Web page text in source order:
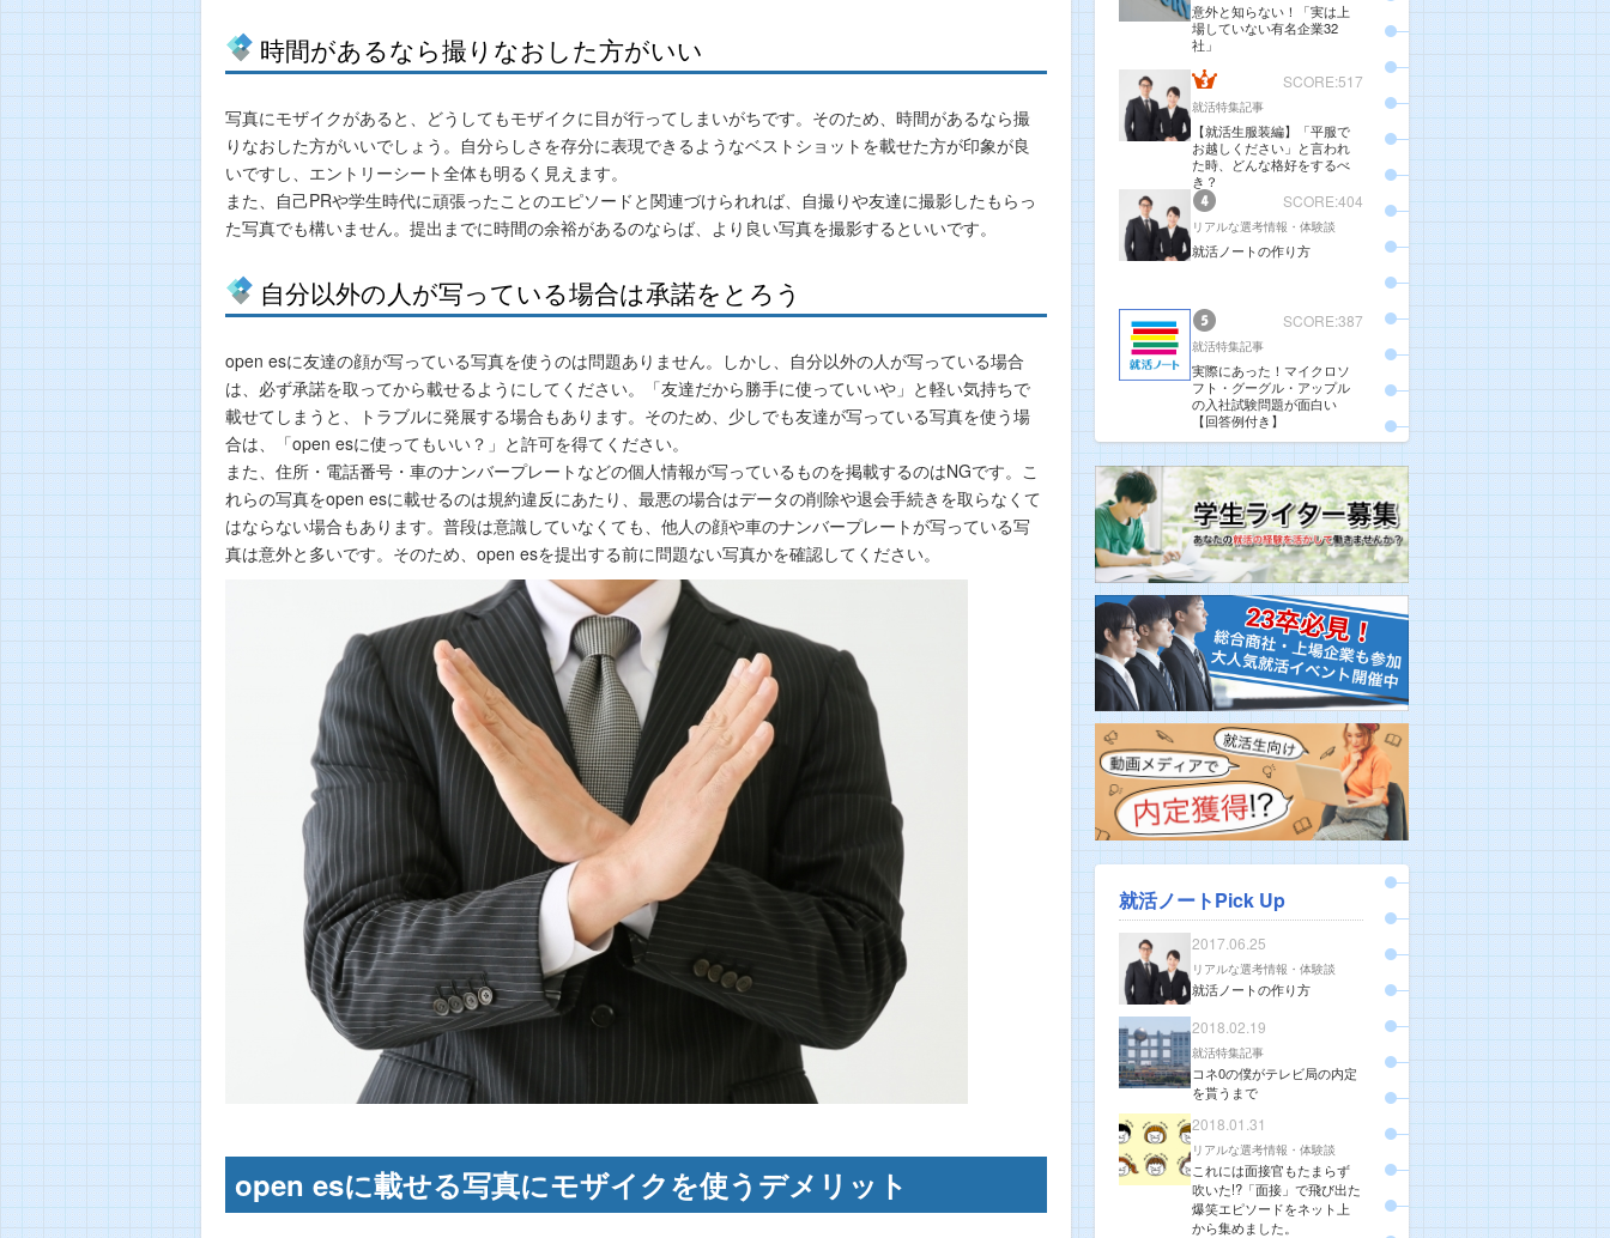
時間があるなら撮りなおした方がいい
写真にモザイクがあると、どうしてもモザイクに目が行ってしまいがちです。そのため、時間があるなら撮
りなおした方がいいでしょう。自分らしさを存分に表現できるようなベストショットを載せた方が印象が良
いですし、エントリーシート全体も明るく見えます。
また、自己PRや学生時代に頑張ったことのエピソードと関連づけられれば、自撮りや友達に撮影したもらっ
た写真でも構いません。提出までに時間の余裕があるのならば、より良い写真を撮影するといいです。
自分以外の人が写っている場合は承諾をとろう
open esに友達の顔が写っている写真を使うのは問題ありません。しかし、自分以外の人が写っている場合
は、必ず承諾を取ってから載せるようにしてください。「友達だから勝手に使っていいや」と軽い気持ちで
載せてしまうと、トラブルに発展する場合もあります。そのため、少しでも友達が写っている写真を使う場
合は、「open esに使ってもいい？」と許可を得てください。
また、住所・電話番号・車のナンバープレートなどの個人情報が写っているものを掲載するのはNGです。こ
れらの写真をopen esに載せるのは規約違反にあたり、最悪の場合はデータの削除や退会手続きを取らなくて
はならない場合もあります。普段は意識していなくても、他人の顔や車のナンバープレートが写っている写
真は意外と多いです。そのため、open esを提出する前に問題ない写真かを確認してください。
open esに載せる写真にモザイクを使うデメリット
意外と知らない！「実は上
場していない有名企業32
社」
SCORE:517
就活特集記事
【就活生服装編】「平服で
お越しください」と言われ
た時、どんな格好をするべ
き？
SCORE:404
リアルな選考情報・体験談
就活ノートの作り方
SCORE:387
就活特集記事
実際にあった！マイクロソ
フト・グーグル・アップル
の入社試験問題が面白い
【回答例付き】
就活ノートPick Up
2017.06.25
リアルな選考情報・体験談
就活ノートの作り方
2018.02.19
就活特集記事
コネ0の僕がテレビ局の内定
を貰うまで
2018.01.31
リアルな選考情報・体験談
これには面接官もたまらず
吹いた!?「面接」で飛び出た
爆笑エピソードをネット上
から集めました。